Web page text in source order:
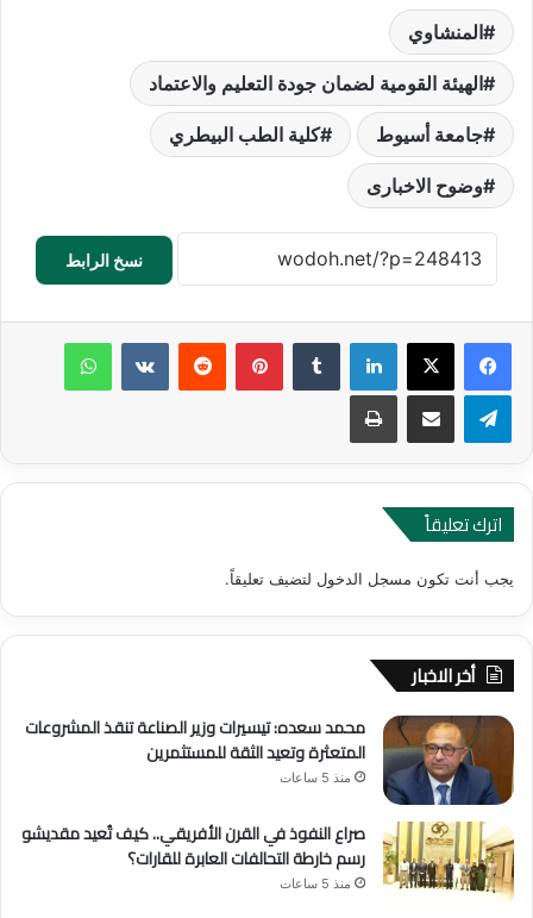
المنشاوي
الهيئة القومية لضمان جودة التعليم والاعتماد
جامعة أسيوط كلية الطب البيطري
وضوح الاخبارى
نسخ الرابط
لينكدإن بينتيريست
اترك تعليقاً
يجب أنت تكون مسجل الدخول لتضيف تعليقاً.
أخر الاخبار
محمد سعده: تيسيرات وزير الصناعة تنقذ المشروعات
المتعثرة وتعيد الثقة للمستثمرين
منذ 5 ساعات
صراع النفوذ في القرن الأفريقي.. كيف تُعيد مقديشو
رسم خارطة التحالفات العابرة للقارات؟
منذ 5 ساعات